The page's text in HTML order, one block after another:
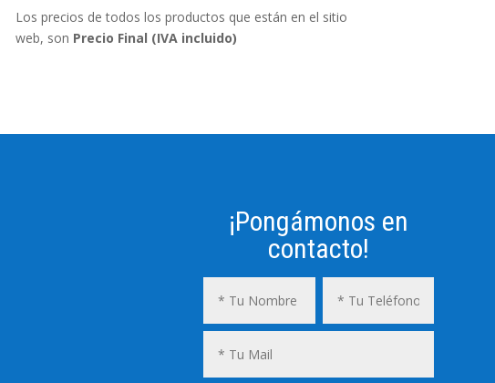
Los precios de todos los productos que están en el sitio
web, son Precio Final (IVA incluido)
¡Pongámonos en
contacto!